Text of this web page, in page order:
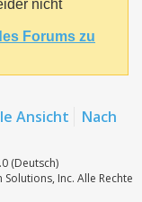
nicht
Forums zu
Ansicht
Nach
(Deutsch)
Inc. Alle Rechte